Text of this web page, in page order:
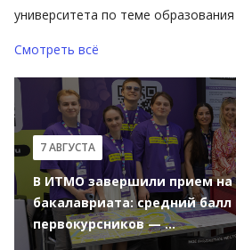
университета по теме
Смотреть всё
7 АВГУСТА
В ИТМО завершили прием
бакалавриата: средний балл
первокурсников — ...